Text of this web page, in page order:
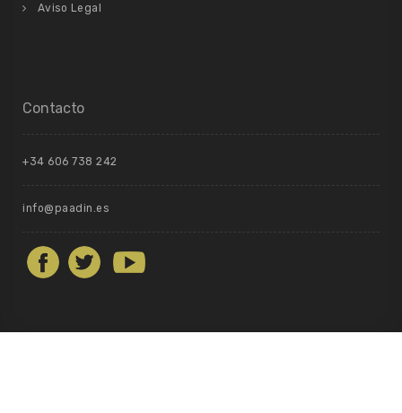
Aviso Legal
Contacto
+34 606 738 242
info@paadin.es